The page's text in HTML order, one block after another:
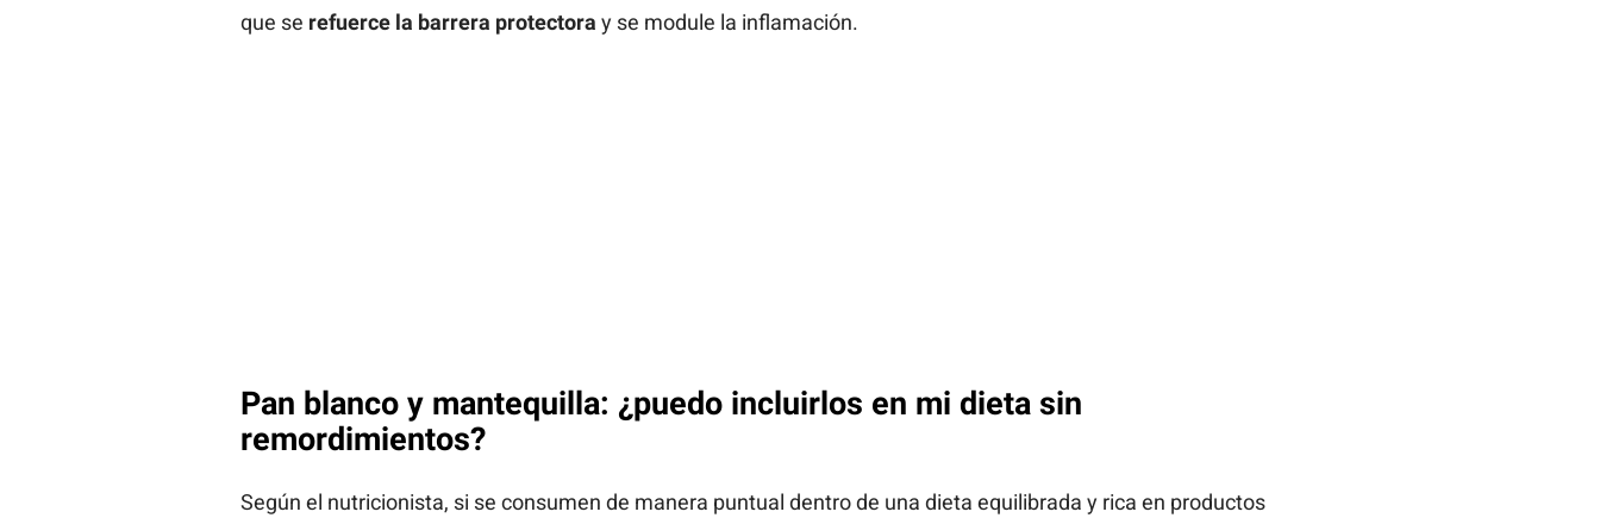
que se refuerce la barrera protectora y se module la inflamación.
Pan blanco y mantequilla: ¿puedo incluirlos en mi dieta sin
remordimientos?
Según el nutricionista, si se consumen de manera puntual dentro de una dieta equilibrada y rica en productos